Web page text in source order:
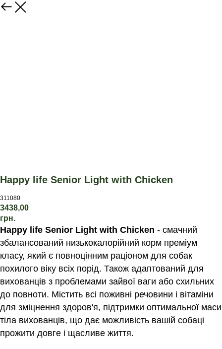
Happy life Senior Light with Chicken
311080
3438,00
грн.
Happy life Senior Light with Chicken - смачний
збалансований низькокалорійний корм преміум
класу, який є повноцінним раціоном для собак
похилого віку всіх порід. Також адаптований для
вихованців з проблемами зайвої ваги або схильних
до повноти. Містить всі поживні речовини і вітаміни
для зміцнення здоров'я, підтримки оптимальної маси
тіла вихованців, що дає можливість вашій собаці
прожити довге і щасливе життя.